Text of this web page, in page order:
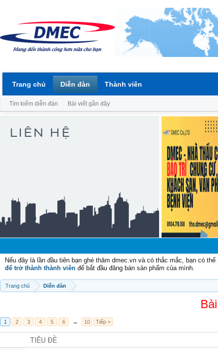
Nếu đây là lần đầu tiên bạn ghé thăm dmec.vn và có thắc mắc, bạn có
để trở thành thành viên để bắt đầu đăng bán sản phẩm của mình.
Trang chủ Diễn đàn
1 2 3 4 5 6 → 10 Tiếp >
TIÊU ĐỀ
Trang chủ Diễn đàn
Tìm kiếm diễn đàn Bài viết gần đây
Thành viên